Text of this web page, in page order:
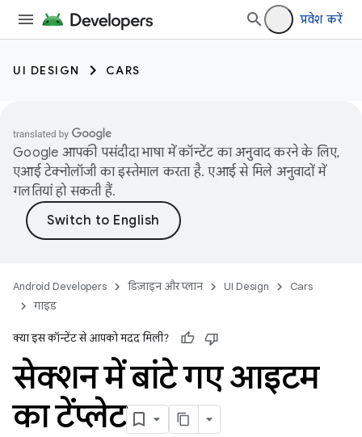
प्रवेश करें
UI DESIGN CARS
Google आपकी पसंदीदा भाषा में कॉन्टेंट का अनुवाद करने के लिए,
एआई टेक्नोलॉजी का इस्तेमाल करता है. एआई से मिले अनुवादों में
गलतियां हो सकती हैं.
Android Developers डिज़ाइन और प्लान UI Design
Cars
गाइड
क्या इस कॉन्टेंट से आपको मदद मिली?
सेक्शन में बांटे गए आइटम
का टेंप्लेट